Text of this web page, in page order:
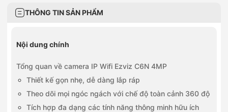
THÔNG TIN SẢN PHẨM
Nội dung chính
Tổng quan về camera IP Wifi Ezviz C6N 4MP
Thiết kế gọn nhẹ, dễ dàng lắp ráp
Theo dõi mọi ngóc ngách với chế độ toàn cảnh 360 độ
Tích hợp đa dạng các tính năng thông minh hữu ích